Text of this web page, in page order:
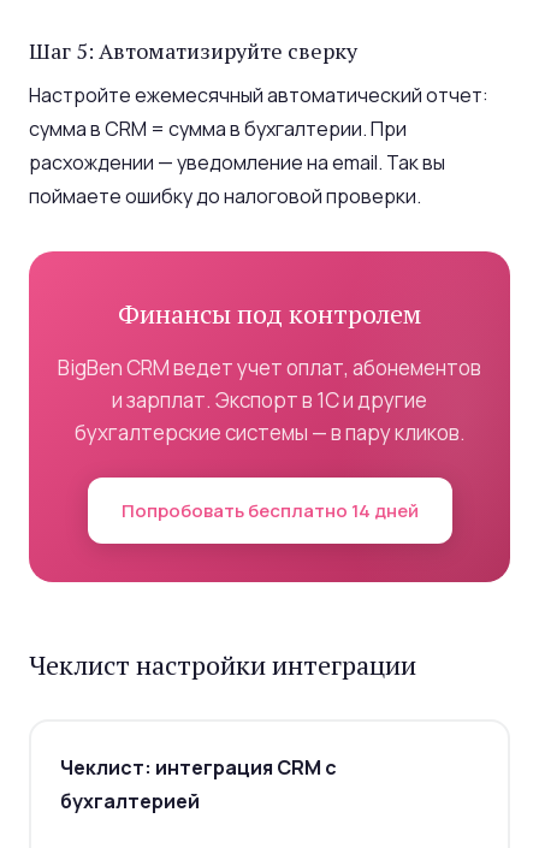
Шаг 5: Автоматизируйте сверку
Настройте ежемесячный автоматический отчет:
сумма в CRM = сумма в бухгалтерии. При
расхождении — уведомление на email. Так вы
поймаете ошибку до налоговой проверки.
Финансы под контролем
BigBen CRM ведет учет оплат, абонементов
и зарплат. Экспорт в 1С и другие
бухгалтерские системы — в пару кликов.
Попробовать бесплатно 14 дней
Чеклист настройки интеграции
Чеклист: интеграция CRM с
бухгалтерией